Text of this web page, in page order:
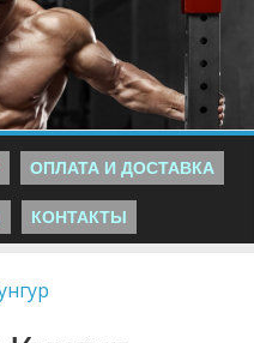
ОПЛАТА И ДОСТАВКА
КОНТАКТЫ